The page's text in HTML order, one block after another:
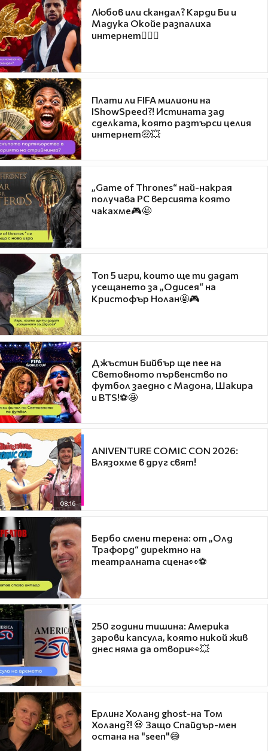
Любов или скандал? Карди Би и
Мадука Окойе разпалиха
интернет❤️‍🔥🔥
Плати ли FIFA милиони на
IShowSpeed?! Истината зад
сделката, която разтърси целия
интернет🤑💥
„Game of Thrones“ най-накрая
получава PC версията която
чакахме🎮🤩
Топ 5 игри, които ще ти дадат
усещането за „Одисея“ на
Кристофър Нолан🤩🎮
Джъстин Бийбър ще пее на
Световното първенство по
футбол заедно с Мадона, Шакира
и BTS!⚽🤩
08:16
ANIVENTURE COMIC CON 2026:
Влязохме в друг свят!
Бербо смени терена: от „Олд
Трафорд“ директно на
театралната сцена👀⚽
250 години тишина: Америка
зарови капсула, която никой жив
днес няма да отвори👀💥
Ерлинг Холанд ghost-на Том
Холанд?! 💀 Защо Спайдър-мен
остана на "seen"😅